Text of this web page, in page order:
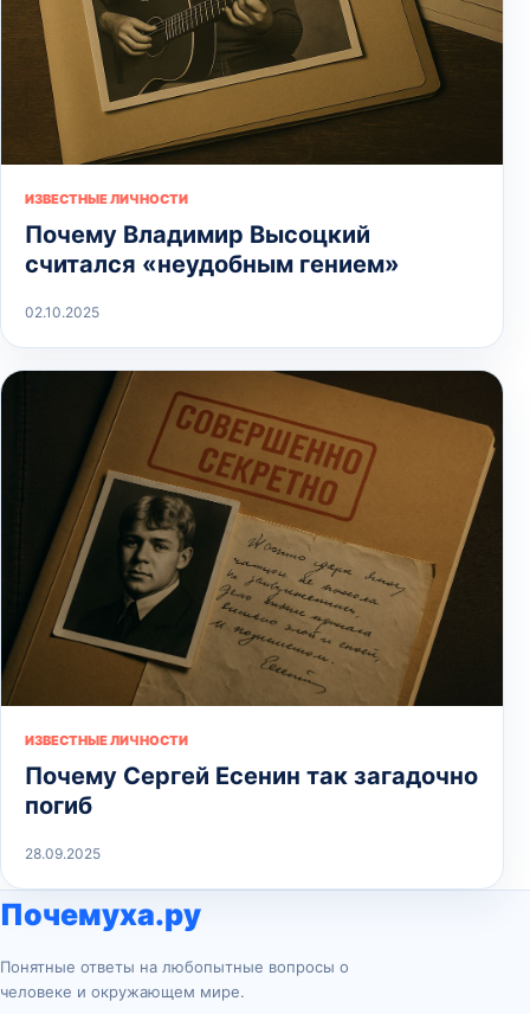
ИЗВЕСТНЫЕ ЛИЧНОСТИ
Почему Владимир Высоцкий
считался «неудобным гением»
02.10.2025
ИЗВЕСТНЫЕ ЛИЧНОСТИ
Почему Сергей Есенин так загадочно
погиб
28.09.2025
Почемуха.ру
Понятные ответы на любопытные вопросы о
человеке и окружающем мире.